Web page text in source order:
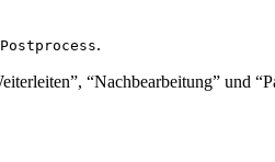
Postprocess.
“Nachbearbeitung” und